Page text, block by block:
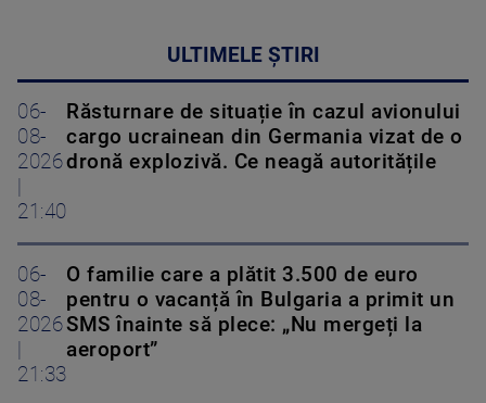
ULTIMELE ȘTIRI
06-
08-
2026
21:40
Răsturnare de situație în cazul avionului
cargo ucrainean din Germania vizat de o
dronă explozivă. Ce neagă autoritățile
06-
08-
2026
21:33
O familie care a plătit 3.500 de euro
pentru o vacanță în Bulgaria a primit un
SMS înainte să plece: „Nu mergeți la
aeroport”